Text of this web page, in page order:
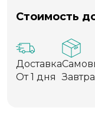
Стоимость
Доставка
От 1 дня